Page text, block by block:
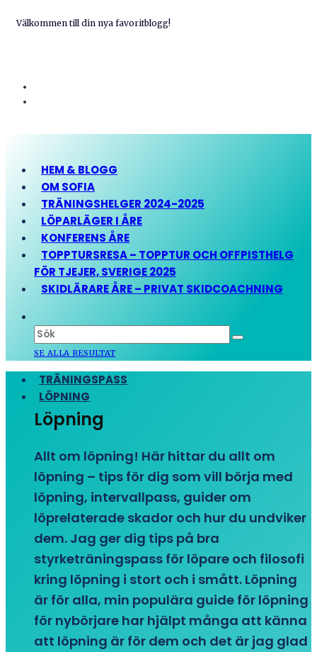
Välkommen till din nya favoritblogg!
HEM & BLOGG
OM SOFIA
TRÄNINGSHELGER 2024-2025
LÖPARLÄGER I ÅRE
KONFERENS ÅRE
TOPPTURSRESA – TOPPTUR OCH OFFPISTHELG
FÖR TJEJER, SVERIGE 2025
SKIDLÄRARE ÅRE – PRIVAT SKIDCOACHNING
SE ALLA RESULTAT
TRÄNINGSPASS
LÖPNING
Löpning
Allt om löpning! Här hittar du allt om
löpning – tips för dig som vill börja med
löpning, intervallpass, guider om
löprelaterade skador och hur du undviker
dem. Jag ger dig tips på bra
styrketräningspass för löpare och filosofi
kring löpning i stort och i smått. Löpning
är för alla, min populära guide för löpning
för nybörjare har hjälpt många att känna
att löpning är för dem och det är jag glad